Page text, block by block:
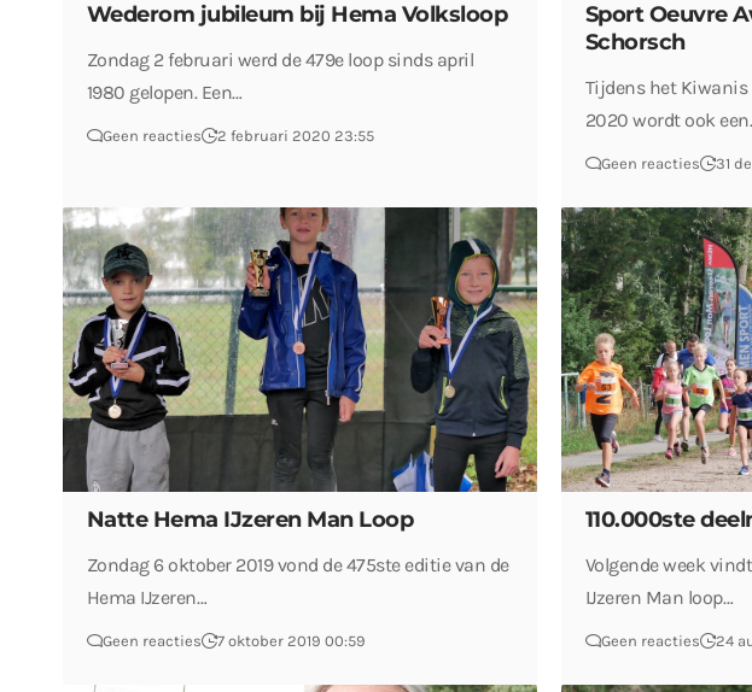
Wederom jubileum bij Hema Volksloop
Zondag 2 februari werd de 479e loop sinds april
1980 gelopen. Een…
Geen reacties 2 februari 2020 23:55
Sport Oeuvre
Schorsch
Tijdens het Kiwanis
2020 wordt ook
Geen reacties 31
Natte Hema IJzeren Man Loop
Zondag 6 oktober 2019 vond de 475ste editie van de
Hema IJzeren…
Geen reacties 7 oktober 2019 00:59
110.000ste
Volgende week
IJzeren Man loop…
Geen reacties 24